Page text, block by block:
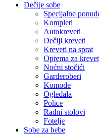
Dečije sobe
Specijalne
Kompleti
Autokreveti
Dečiji kreveti
Kreveti na sprat
Oprema za
Noćni stočići
Garderoberi
Komode
Ogledala
Police
Radni stolovi
Fotelje
Sobe za bebe